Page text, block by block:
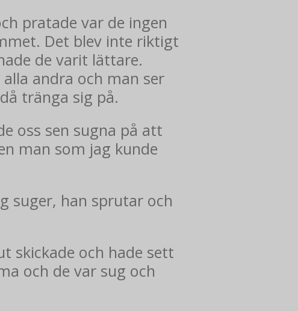
pratade var de ingen
Det blev inte riktigt
de varit lättare.
andra och man ser
tränga sig på.
oss sen sugna på att
man som jag kunde
suger, han sprutar och
skickade och hade sett
och de var sug och